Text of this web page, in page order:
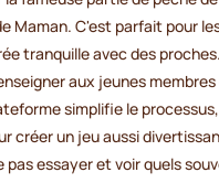
Maman. C'est parfait pour
tranquille avec des
aux jeunes membres
simplifie le
créer un jeu aussi
pas essayer et voir quels